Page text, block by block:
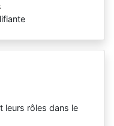
leurs rôles dans le